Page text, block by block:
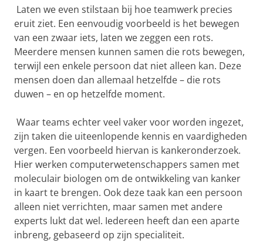
Laten we even stilstaan bij hoe teamwerk precies
eruit ziet. Een eenvoudig voorbeeld is het bewegen
van een zwaar iets, laten we zeggen een rots.
Meerdere mensen kunnen samen die rots bewegen,
terwijl een enkele persoon dat niet alleen kan. Deze
mensen doen dan allemaal hetzelfde – die rots
duwen – en op hetzelfde moment.
Waar teams echter veel vaker voor worden ingezet,
zijn taken die uiteenlopende kennis en vaardigheden
vergen. Een voorbeeld hiervan is kankeronderzoek.
Hier werken computerwetenschappers samen met
moleculair biologen om de ontwikkeling van kanker
in kaart te brengen. Ook deze taak kan een persoon
alleen niet verrichten, maar samen met andere
experts lukt dat wel. Iedereen heeft dan een aparte
inbreng, gebaseerd op zijn specialiteit.